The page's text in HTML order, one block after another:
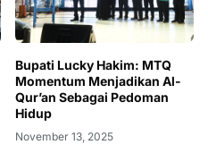
Bupati Lucky Hakim: MTQ
Momentum Menjadikan Al-
Qur’an Sebagai Pedoman
Hidup
November 13, 2025